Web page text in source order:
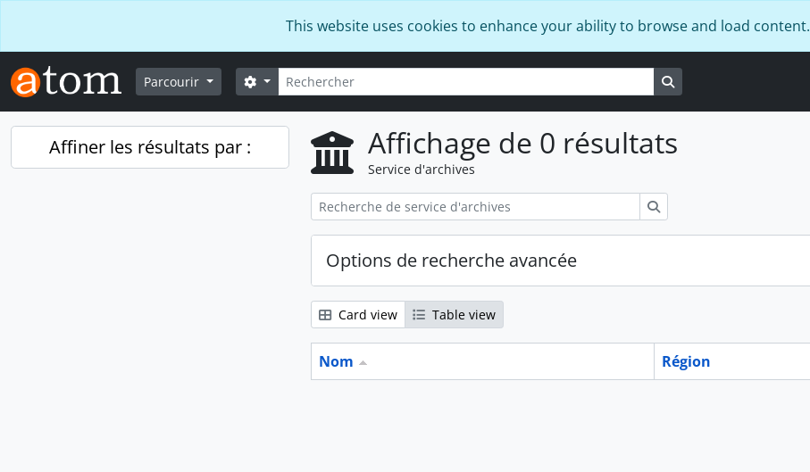
This website uses cookies to enhance your ability to browse and load content.
Parcourir Rechercher
Search options
Affiner les résultats par : Affichage de 0 résultats
Service d'archives
Options de recherche avancée
Card view Table view
Nom Région